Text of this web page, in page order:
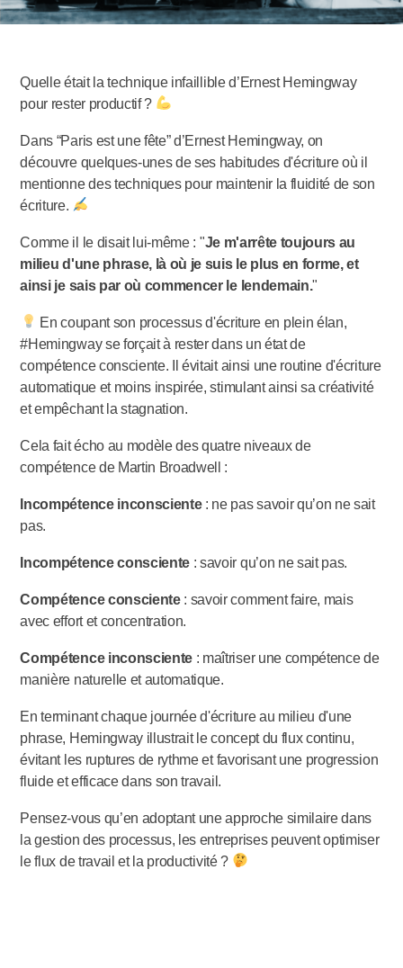
Quelle était la technique infaillible d’Ernest Hemingway
pour rester productif ?
Dans “Paris est une fête” d’Ernest Hemingway, on
découvre quelques-unes de ses habitudes d'écriture où il
mentionne des techniques pour maintenir la fluidité de son
écriture.
Comme il le disait lui-même : "Je m'arrête toujours au
milieu d'une phrase, là où je suis le plus en forme, et
ainsi je sais par où commencer le lendemain."
En coupant son processus d'écriture en plein élan,
#Hemingway se forçait à rester dans un état de
compétence consciente. Il évitait ainsi une routine d'écriture
automatique et moins inspirée, stimulant ainsi sa créativité
et empêchant la stagnation.
Cela fait écho au modèle des quatre niveaux de
compétence de Martin Broadwell :
Incompétence inconsciente: ne pas savoir qu’on ne sait
pas.
Incompétence consciente : savoir qu’on ne sait pas.
Compétence consciente: savoir comment faire, mais
avec effort et concentration.
Compétence inconsciente : maîtriser une compétence de
manière naturelle et automatique.
En terminant chaque journée d'écriture au milieu d'une
phrase, Hemingway illustrait le concept du flux continu,
évitant les ruptures de rythme et favorisant une progression
fluide et efficace dans son travail.
Pensez-vous qu’en adoptant une approche similaire dans
la gestion des processus, les entreprises peuvent optimiser
le flux de travail et la productivité ?